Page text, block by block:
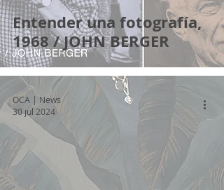
Entender una fotografía,
1968 / JOHN BERGER
OCA | News
30 jul 2024